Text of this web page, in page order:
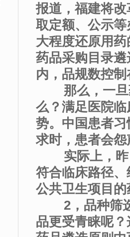
报道，福建将
取定额、公示
大程度还原用
药品采购目录
内，品规数控
那么，一旦
么？满足医院
势。中国患者
求时，患者会
实际上，昨
符合临床路径
公共卫生项目的
2，品种筛选
品更受青睐呢